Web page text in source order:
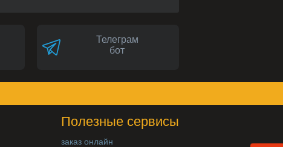
Телеграм
бот
Полезные сервисы
заказ онлайн